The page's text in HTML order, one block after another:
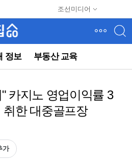
조선미디어
정보 부동산 교육
카지노 영업이익률 3
취한 대중골프장
가